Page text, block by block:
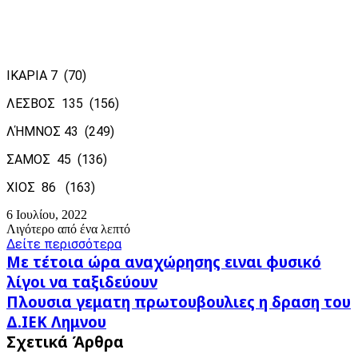
ΙΚΑΡΙΑ 7 (70)
ΛΕΣΒΟΣ 135 (156)
ΛΉΜΝΟΣ 43 (249)
ΣΑΜΟΣ 45 (136)
ΧΙΟΣ 86 (163)
6 Ιουλίου, 2022
Λιγότερο από ένα λεπτό
Δείτε περισσότερα
Με
τέτοια
ώρα
αναχώρησης
ειναι
φυσικό
λίγοι
Με τέτοια ώρα αναχώρησης ειναι φυσικό
λίγοι να ταξιδεύουν
Πλουσια
γεματη
πρωτουβουλιες
η
Πλουσια γεματη πρωτουβουλιες η δραση του
Δ.ΙΕΚ Λημνου
Σχετικά Άρθρα